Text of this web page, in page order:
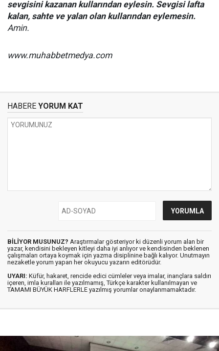
sevgisini kazanan kullarından eylesin. Sevgisi lafta
kalan, sahte ve yalan olan kullarından eylemesin.
Amin.
www.muhabbetmedya.com
HABERE YORUM KAT
BİLİYOR MUSUNUZ? Araştırmalar gösteriyor ki düzenli yorum alan bir
yazar, kendisini bekleyen kitleyi daha iyi anlıyor ve kendisinden beklenen
çalışmaları ortaya koymak için yazma disiplinine bağlı kalıyor. Unutmayın
nezaketle yorum yapan her okuyucu yazarın editörüdür.
UYARI: Küfür, hakaret, rencide edici cümleler veya imalar, inançlara saldırı
içeren, imla kuralları ile yazılmamış, Türkçe karakter kullanılmayan ve
TAMAMI BÜYÜK HARFLERLE yazılmış yorumlar onaylanmamaktadır.